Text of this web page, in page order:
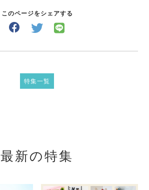
このページをシェアする
特集一覧
最新の特集